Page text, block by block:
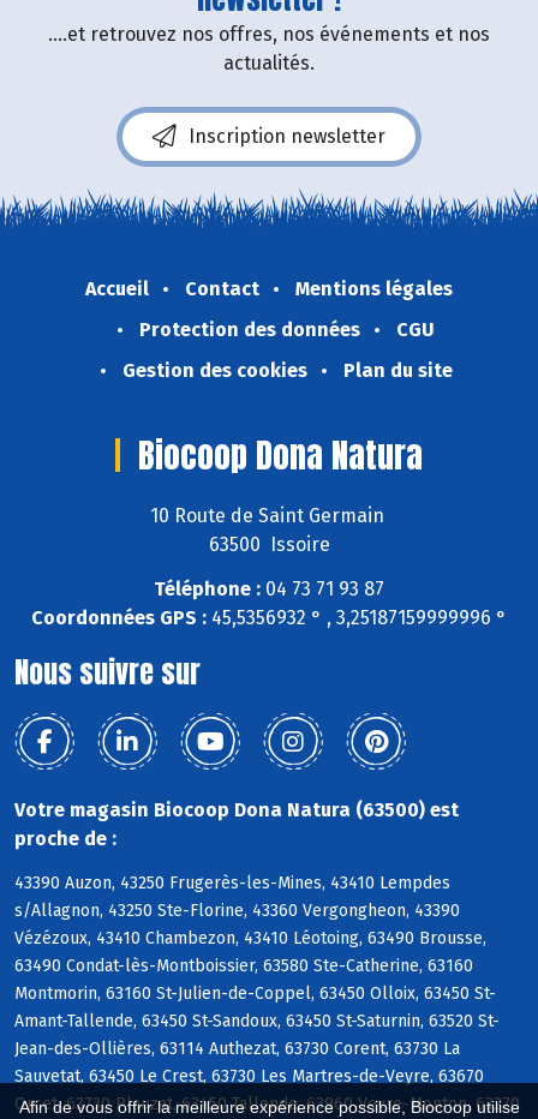
Afin de vous offrir la meilleure expérience possible, Biocoop utilise
....et retrouvez nos offres, nos événements et nos
actualités.
Inscription newsletter
Accueil Contact
Mentions légales
Protection des données
CGU
Gestion des cookies
Plan du site
Biocoop Dona Natura
10 Route de Saint Germain
63500 Issoire
Téléphone : 04 73 71 93 87
Coordonnées GPS : 45,5356932 ° , 3,25187159999996 °
Nous suivre sur
Votre magasin Biocoop Dona Natura (63500) est
proche de :
43390 Auzon, 43250 Frugerès-les-Mines, 43410 Lempdes
s/Allagnon, 43250 Ste-Florine, 43360 Vergongheon, 43390
Vézézoux, 43410 Chambezon, 43410 Léotoing, 63490 Brousse,
63490 Condat-lès-Montboissier, 63580 Ste-Catherine, 63160
Montmorin, 63160 St-Julien-de-Coppel, 63450 Olloix, 63450 St-
Amant-Tallende, 63450 St-Sandoux, 63450 St-Saturnin, 63520 St-
Jean-des-Ollières, 63114 Authezat, 63730 Corent, 63730 La
Sauvetat, 63450 Le Crest, 63730 Les Martres-de-Veyre, 63670
Orcet, 63730 Plauzat, 63450 Tallende, 63960 Veyre-Monton, 63270